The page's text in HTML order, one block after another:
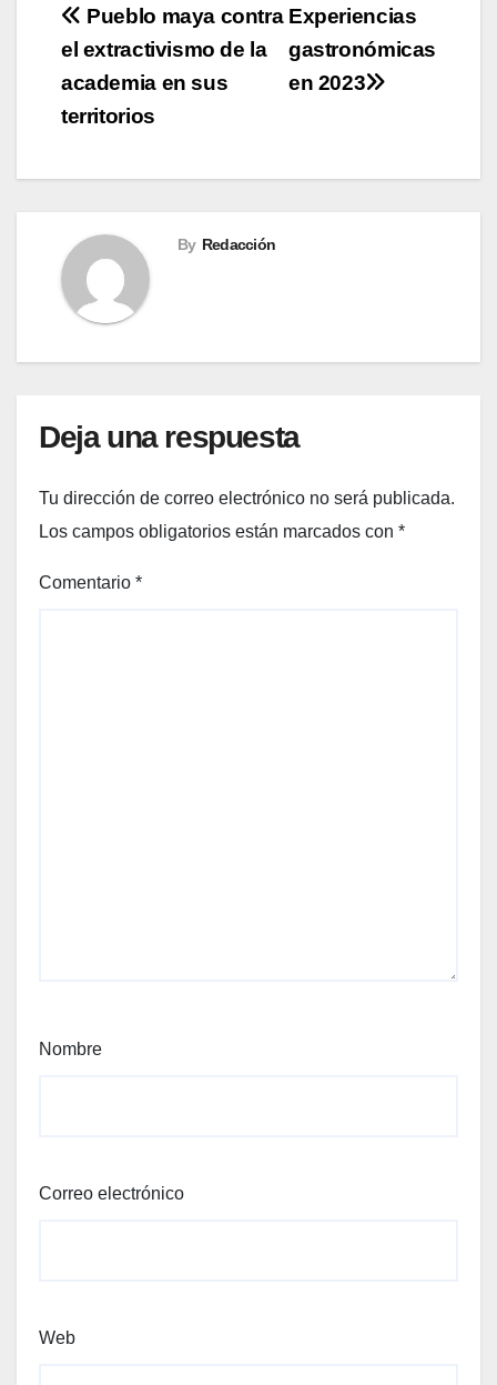
Navegación
de
entradas
Experiencias
gastronómicas
en 2023
Pueblo maya contra
el extractivismo de la
academia en sus
territorios
By Redacción
Deja una respuesta
Tu dirección de correo electrónico no será publicada.
Los campos obligatorios están marcados con *
Comentario *
Nombre
Correo electrónico
Web